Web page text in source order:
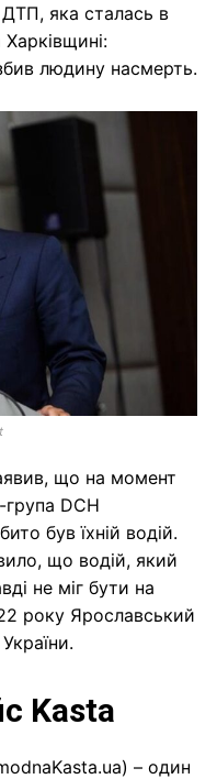
яка сталась в
людину насмерть.
що на момент
DCH
був їхній водій.
що водій, який
не міг бути на
року Ярославський
Kasta
– один